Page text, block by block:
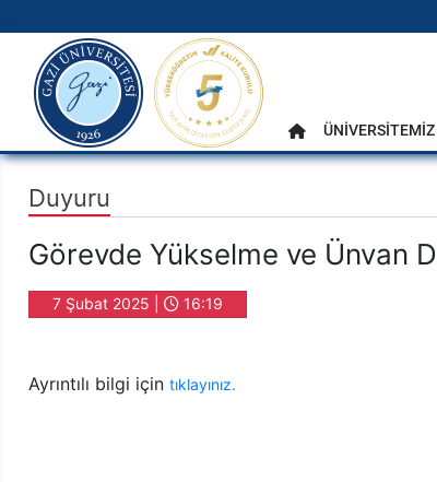
Ana Menü
gazi.edu.tr
Anasayfa
ÜNİVERSİTEMİZ
Duyuru
Görevde Yükselme ve Ünvan
7 Şubat 2025 | 16:19
Ayrıntılı bilgi için tıklayınız.